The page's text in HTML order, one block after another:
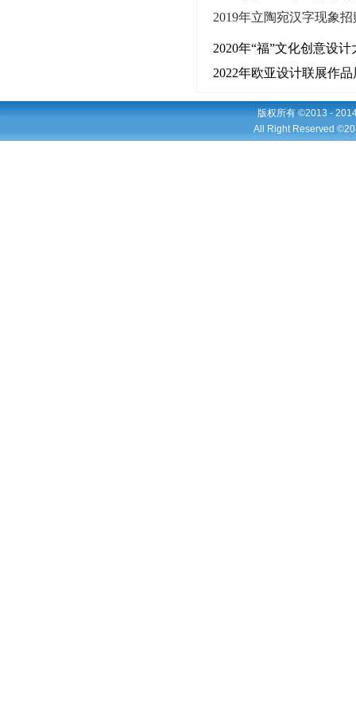
2019年立陶宛汉字现象招
2020年“福”文化创意设
2022年欧亚设计联展作
版权所有 ©2013 -
All Right Reserved